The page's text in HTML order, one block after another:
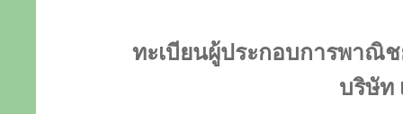
ทะเบียนผู้ประกอบการพาณิช
บริษัท